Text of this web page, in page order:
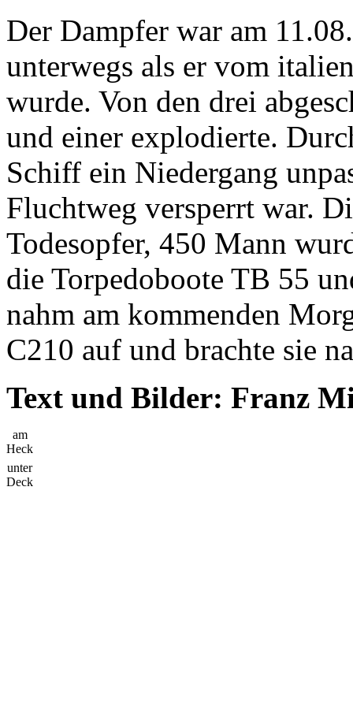
Der Dampfer war am
unterwegs als er vom
wurde. Von den drei
und einer explodierte.
Schiff ein Niedergang
Fluchtweg versperrt war.
Todesopfer, 450 Mann
die Torpedoboote TB 55
nahm am kommenden
C210 auf und brachte sie
Text und Bilder: Franz
am
Heck
unter
Deck